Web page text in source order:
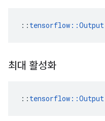
:: tensorflow::Output
최대 활성화
:: tensorflow::Output